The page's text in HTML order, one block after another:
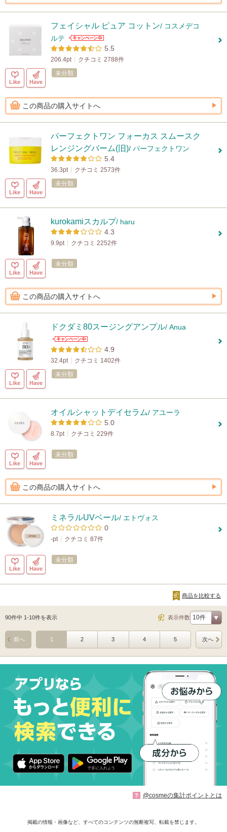
フェイシャル ピュア コットン/ コスメデコ
ルテ
5.5
206.4pt クチコミ 2788件
Like Have
未分類
この商品の購入サイトへ
パーフェクトワン フォーカス スムースク
レンジングバーム(旧)/ パーフェクトワン
5.4
36.3pt クチコミ 2573件
Like Have
未分類
kurokamiスカルプ/ haru
4.3
9.9pt クチコミ 2252件
Like Have
未分類
この商品の購入サイトへ
ドクダミ80スージングアンプル/ Anua
4.9
32.4pt クチコミ 1402件
Like Have
未分類
オイルシャットデイセラム/ アユーラ
5.0
8.7pt クチコミ 229件
Like Have
未分類
この商品の購入サイトへ
ミネラルUVベール/ エトヴォス
0
-pt クチコミ 87件
Like Have
未分類
商品を比較する
90件中 1-10件を表示 表示件数
1 2 3 4 5
前へ 次へ
? @cosmeの集計ポイントとは
掲載の情報・画像など、すべてのコンテンツの無断複写、転載を禁じます。